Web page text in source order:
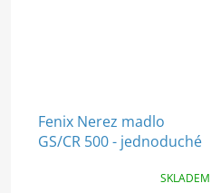
Fenix Nerez madlo
GS/CR 500 - jednoduché
SKLADEM